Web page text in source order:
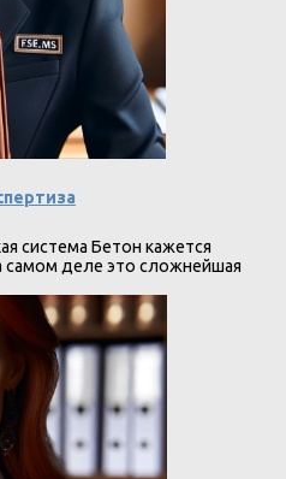
система Бетон кажется
деле это сложнейшая